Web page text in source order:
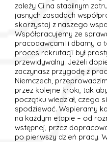
zależy Ci na stabilnym
jasnych zasadach
skorzystaj z naszego
Współpracujemy ze
pracodawcami i dbamy o
proces rekrutacji był
przewidywalny. Jeżeli
zaczynasz przygodę z
Niemczech,
przez kolejne kroki, tak
początku wiedział, czego
spodziewać. Wspieramy
na każdym etapie – od
wstępnej, przez
po pierwszy dzień pracy.